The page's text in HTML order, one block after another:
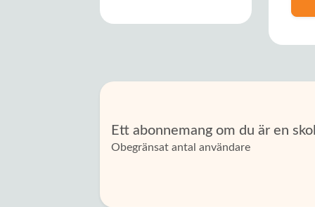
Ett abonnemang om du är en
Obegränsat antal användare